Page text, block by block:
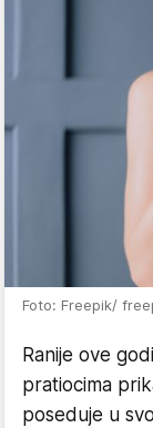
Foto: Freepik/
Ranije ove
pratiocima
poseduje u